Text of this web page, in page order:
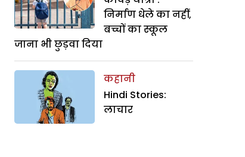
निर्माण धेले का नहीं,
बच्चों का स्कूल
जाना भी छुड़वा दिया
कहानी
Hindi Stories:
लाचार